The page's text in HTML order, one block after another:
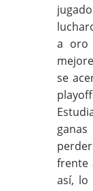
a oro
se
frente
así,